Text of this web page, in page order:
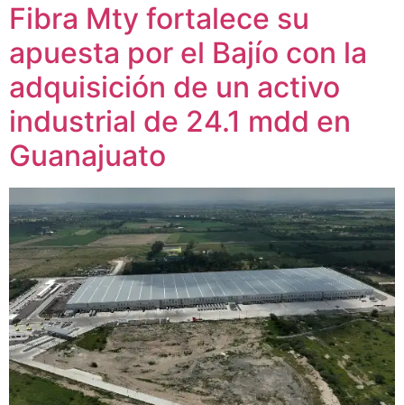
Fibra Mty fortalece su
apuesta por el Bajío con la
adquisición de un activo
industrial de 24.1 mdd en
Guanajuato